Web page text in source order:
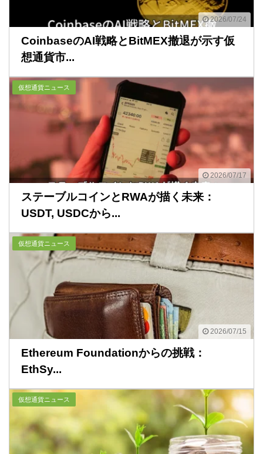
2026/07/24
CoinbaseのAI戦略とBitMEX撤退が示す仮
想通貨市...
2026/07/17
仮想通貨ニュース
ステーブルコインとRWAが描く未来：
USDT, USDCから...
2026/07/15
仮想通貨ニュース
Ethereum Foundationからの挑戦：
EthSy...
仮想通貨ニュース